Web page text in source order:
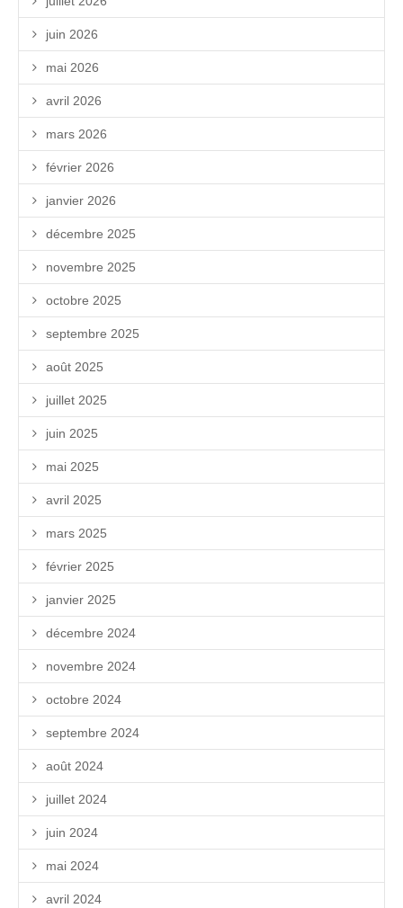
juin 2026
mai 2026
avril 2026
mars 2026
février 2026
janvier 2026
décembre 2025
novembre 2025
octobre 2025
septembre 2025
août 2025
juillet 2025
juin 2025
mai 2025
avril 2025
mars 2025
février 2025
janvier 2025
décembre 2024
novembre 2024
octobre 2024
septembre 2024
août 2024
juillet 2024
juin 2024
mai 2024
avril 2024